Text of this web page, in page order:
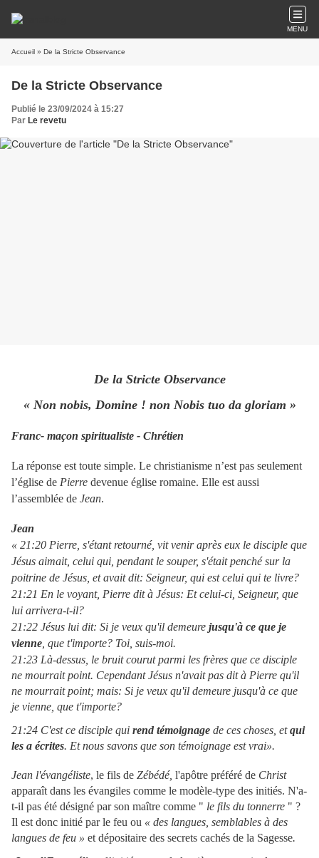
MENU
Accueil » De la Stricte Observance
De la Stricte Observance
Publié le 23/09/2024 à 15:27
Par Le revetu
De la Stricte Observance
« Non nobis, Domine ! non Nobis tuo da gloriam »
Franc- maçon spiritualiste - Chrétien
La réponse est toute simple. Le christianisme n’est pas seulement
l’église de Pierre devenue église romaine. Elle est aussi
l’assemblée de Jean.
Jean
« 21:20 Pierre, s'étant retourné, vit venir après eux le disciple que
Jésus aimait, celui qui, pendant le souper, s'était penché sur la
poitrine de Jésus, et avait dit: Seigneur, qui est celui qui te livre?
21:21 En le voyant, Pierre dit à Jésus: Et celui-ci, Seigneur, que
lui arrivera-t-il?
21:22 Jésus lui dit: Si je veux qu'il demeure jusqu'à ce que je
vienne , que t'importe? Toi, suis-moi.
21:23 Là-dessus, le bruit courut parmi les frères que ce disciple
ne mourrait point. Cependant Jésus n'avait pas dit à Pierre qu'il
ne mourrait point; mais: Si je veux qu'il demeure jusqu'à ce que
je vienne, que t'importe?
21:24 C'est ce disciple qui rend témoignage de ces choses, etqui
les a écrites. Et nous savons que son témoignage est vrai».
Jean l'évangéliste, le fils de Zébédé, l'apôtre préféré de Christ
apparaît dans les évangiles comme le modèle-type des initiés. N'a-
t-il pas été désigné par son maître comme " le fils du tonnerre " ?
Il est donc initié par le feu ou « des langues, semblables à des
langues de feu » et dépositaire des secrets cachés de la Sagesse.